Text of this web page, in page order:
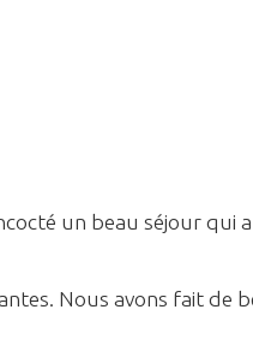
un beau séjour qui
Nous avons fait de